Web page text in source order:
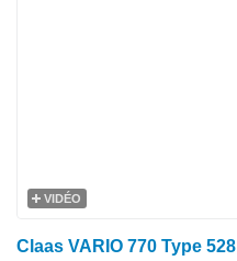
VIDÉO
Claas VARIO 770 Type 528